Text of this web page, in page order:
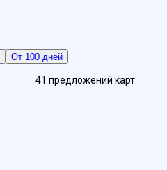
От 100 дней
41 предложений карт